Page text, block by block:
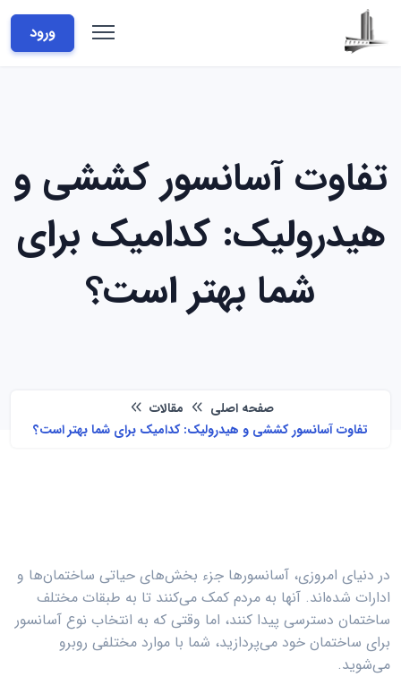
ورود
تفاوت آسانسور کششی و
هیدرولیک: کدامیک برای
شما بهتر است؟
صفحه اصلی
مقالات
تفاوت آسانسور کششی و هیدرولیک: کدامیک برای شما بهتر است؟
در دنیای امروزی، آسانسورها جزء بخش‌های حیاتی ساختمان‌ها و
ادارات شده‌اند. آنها به مردم کمک می‌کنند تا به طبقات مختلف
ساختمان دسترسی پیدا کنند، اما وقتی که به انتخاب نوع آسانسور
برای ساختمان خود می‌پردازید، شما با موارد مختلفی روبرو
می‌شوید.